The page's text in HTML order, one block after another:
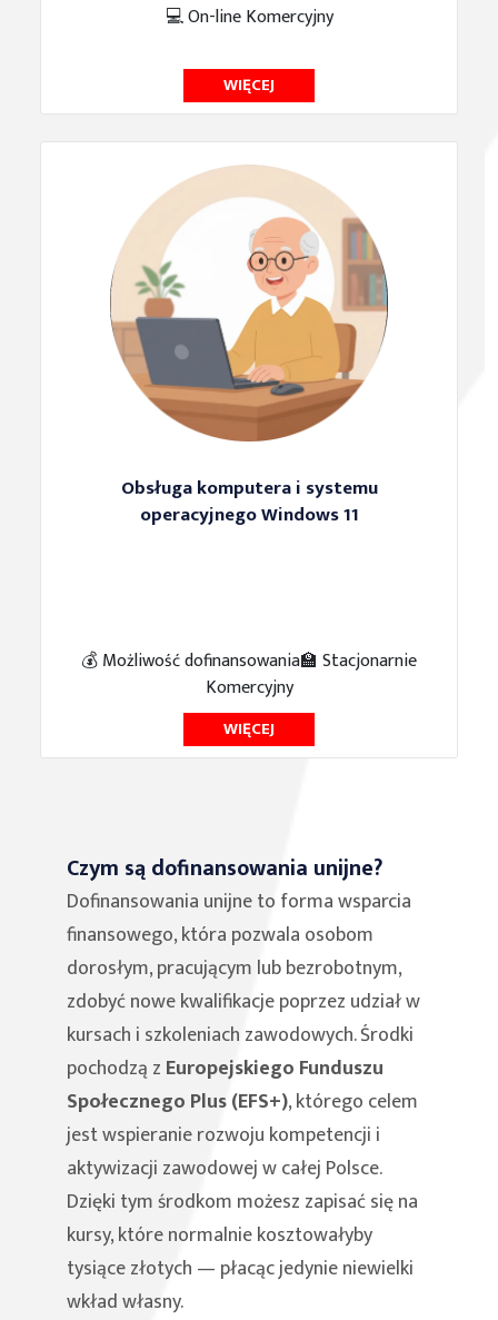
💻 On-lineKomercyjny
WIĘCEJ
Obsługa komputera i systemu
operacyjnego Windows 11
💰 Możliwość dofinansowania🏫 Stacjonarnie
Komercyjny
WIĘCEJ
Czym są dofinansowania unijne?
Dofinansowania unijne to forma wsparcia
finansowego, która pozwala osobom
dorosłym, pracującym lub bezrobotnym,
zdobyć nowe kwalifikacje poprzez udział w
kursach i szkoleniach zawodowych. Środki
pochodzą z Europejskiego Funduszu
Społecznego Plus (EFS+), którego celem
jest wspieranie rozwoju kompetencji i
aktywizacji zawodowej w całej Polsce.
Dzięki tym środkom możesz zapisać się na
kursy, które normalnie kosztowałyby
tysiące złotych — płacąc jedynie niewielki
wkład własny.